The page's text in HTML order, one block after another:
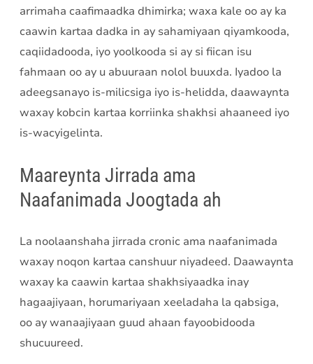
arrimaha caafimaadka dhimirka; waxa kale oo ay ka
caawin kartaa dadka in ay sahamiyaan qiyamkooda,
caqiidadooda, iyo yoolkooda si ay si fiican isu
fahmaan oo ay u abuuraan nolol buuxda. Iyadoo la
adeegsanayo is-milicsiga iyo is-helidda, daawaynta
waxay kobcin kartaa korriinka shakhsi ahaaneed iyo
is-wacyigelinta.
Maareynta Jirrada ama
Naafanimada Joogtada ah
La noolaanshaha jirrada cronic ama naafanimada
waxay noqon kartaa canshuur niyadeed. Daawaynta
waxay ka caawin kartaa shakhsiyaadka inay
hagaajiyaan, horumariyaan xeeladaha la qabsiga,
oo ay wanaajiyaan guud ahaan fayoobidooda
shucuureed.